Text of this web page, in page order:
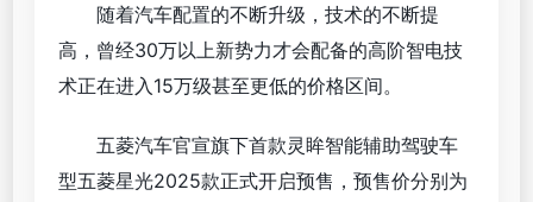
随着汽车配置的不断升级，技术的不断提
高，曾经30万以上新势力才会配备的高阶智电技
术正在进入15万级甚至更低的价格区间。
五菱汽车官宣旗下首款灵眸智能辅助驾驶车
型五菱星光2025款正式开启预售，预售价分别为